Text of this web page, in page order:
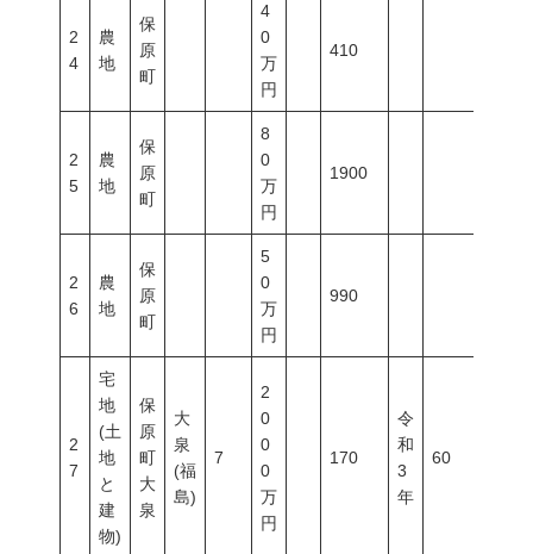
2
4
農
地
保
原
町
4
0
万
円
410
2
5
農
地
保
原
町
8
0
万
円
1900
2
6
農
地
保
原
町
5
0
万
円
990
2
7
宅
地
(土
地
と
建
物)
保
原
町
大
泉
大
泉
(福
島)
7
2
0
0
0
万
円
170
令
和
3
年
60